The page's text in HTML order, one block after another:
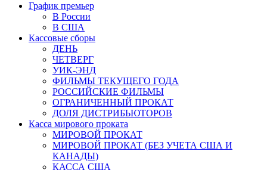
График премьер
В России
В США
Кассовые сборы
ДЕНЬ
ЧЕТВЕРГ
УИК-ЭНД
ФИЛЬМЫ ТЕКУЩЕГО ГОДА
РОССИЙСКИЕ ФИЛЬМЫ
ОГРАНИЧЕННЫЙ ПРОКАТ
ДОЛЯ ДИСТРИБЬЮТОРОВ
Касса мирового проката
МИРОВОЙ ПРОКАТ
МИРОВОЙ ПРОКАТ (БЕЗ УЧЕТА США И
КАНАДЫ)
КАССА США